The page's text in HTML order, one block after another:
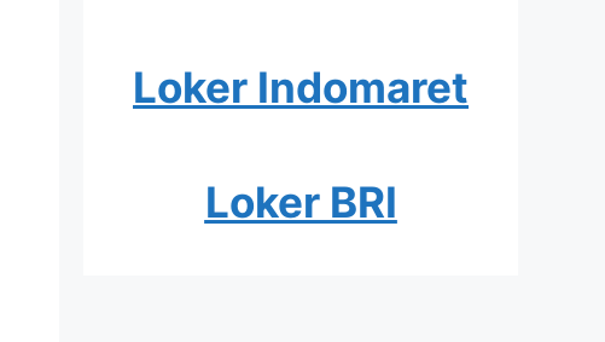
Loker Indomaret
Loker BRI